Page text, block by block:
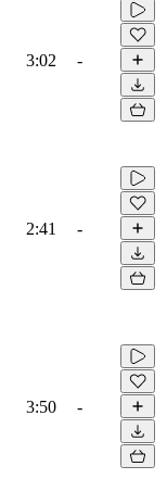
3:02 -
2:41 -
3:50 -